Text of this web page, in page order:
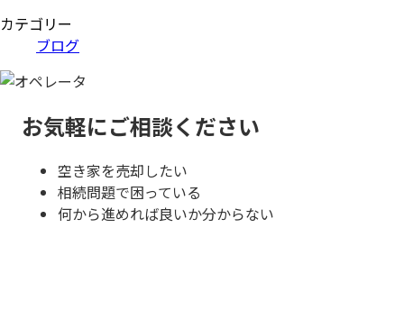
カテゴリー
ブログ
お気軽にご相談ください
空き家を売却したい
相続問題で困っている
何から進めれば良いか分からない